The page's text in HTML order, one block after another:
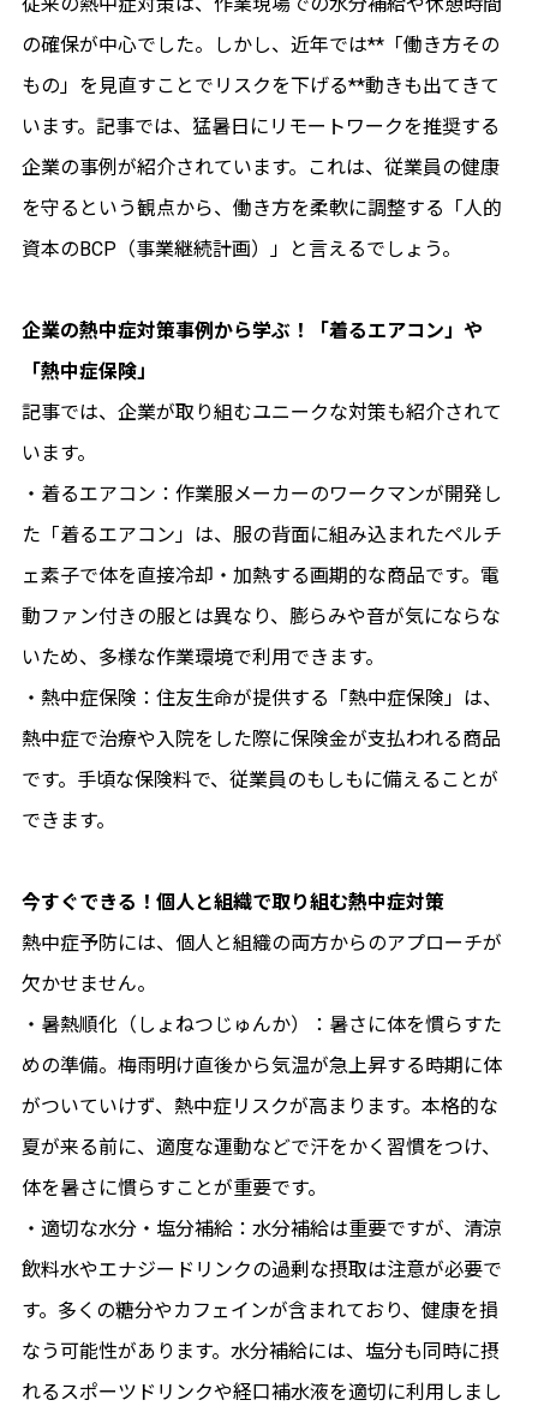
従来の熱中症対策は、作業現場での水分補給や休憩時間
の確保が中心でした。しかし、近年では**「働き方その
もの」を見直すことでリスクを下げる**動きも出てきて
います。記事では、猛暑日にリモートワークを推奨する
企業の事例が紹介されています。これは、従業員の健康
を守るという観点から、働き方を柔軟に調整する「人的
資本のBCP（事業継続計画）」と言えるでしょう。
企業の熱中症対策事例から学ぶ！「着るエアコン」や
「熱中症保険」
記事では、企業が取り組むユニークな対策も紹介されて
います。
・着るエアコン：作業服メーカーのワークマンが開発し
た「着るエアコン」は、服の背面に組み込まれたペルチ
ェ素子で体を直接冷却・加熱する画期的な商品です。電
動ファン付きの服とは異なり、膨らみや音が気にならな
いため、多様な作業環境で利用できます。
・熱中症保険：住友生命が提供する「熱中症保険」は、
熱中症で治療や入院をした際に保険金が支払われる商品
です。手頃な保険料で、従業員のもしもに備えることが
できます。
今すぐできる！個人と組織で取り組む熱中症対策
熱中症予防には、個人と組織の両方からのアプローチが
欠かせません。
・暑熱順化（しょねつじゅんか）：暑さに体を慣らすた
めの準備。梅雨明け直後から気温が急上昇する時期に体
がついていけず、熱中症リスクが高まります。本格的な
夏が来る前に、適度な運動などで汗をかく習慣をつけ、
体を暑さに慣らすことが重要です。
・適切な水分・塩分補給：水分補給は重要ですが、清涼
飲料水やエナジードリンクの過剰な摂取は注意が必要で
す。多くの糖分やカフェインが含まれており、健康を損
なう可能性があります。水分補給には、塩分も同時に摂
れるスポーツドリンクや経口補水液を適切に利用しまし